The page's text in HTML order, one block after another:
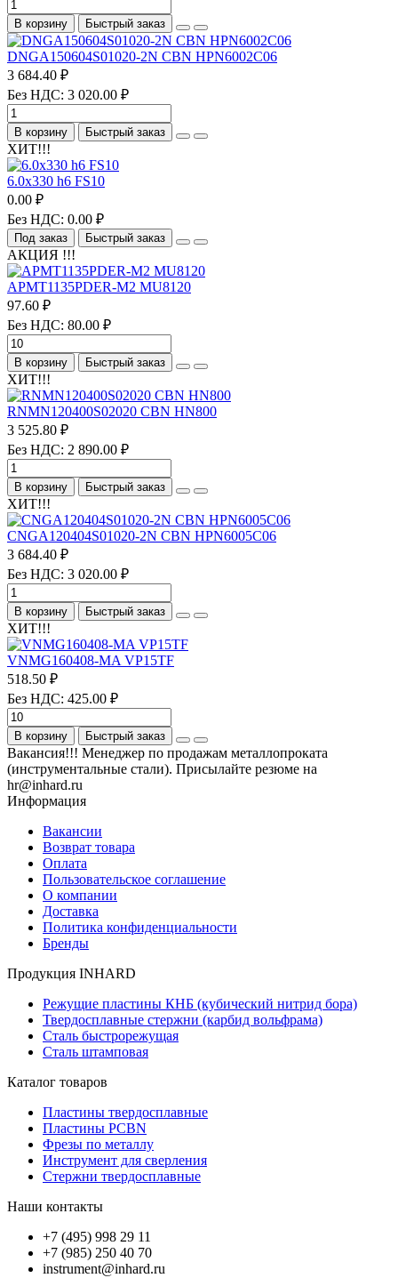
В корзину Быстрый заказ
DNGA150604S01020-2N CBN HPN6002C06
3 684.40 ₽
Без НДС: 3 020.00 ₽
В корзину Быстрый заказ
ХИТ!!!
6.0х330 h6 FS10
0.00 ₽
Без НДС: 0.00 ₽
Под заказ Быстрый заказ
АКЦИЯ !!!
APMT1135PDER-M2 MU8120
97.60 ₽
Без НДС: 80.00 ₽
В корзину Быстрый заказ
ХИТ!!!
RNMN120400S02020 CBN HN800
3 525.80 ₽
Без НДС: 2 890.00 ₽
В корзину Быстрый заказ
ХИТ!!!
CNGA120404S01020-2N CBN HPN6005C06
3 684.40 ₽
Без НДС: 3 020.00 ₽
В корзину Быстрый заказ
ХИТ!!!
VNMG160408-MA VP15TF
518.50 ₽
Без НДС: 425.00 ₽
В корзину Быстрый заказ
Вакансия!!! Менеджер по продажам металлопроката
(инструментальные стали). Присылайте резюме на
hr@inhard.ru
Информация
Вакансии
Возврат товара
Оплата
Пользовательское соглашение
О компании
Доставка
Политика конфиденциальности
Бренды
Продукция INHARD
Режущие пластины КНБ (кубический нитрид бора)
Твердосплавные стержни (карбид вольфрама)
Сталь быстрорежущая
Сталь штамповая
Каталог товаров
Пластины твердосплавные
Пластины PCBN
Фрезы по металлу
Инструмент для сверления
Стержни твердосплавные
Наши контакты
+7 (495) 998 29 11
+7 (985) 250 40 70
instrument@inhard.ru